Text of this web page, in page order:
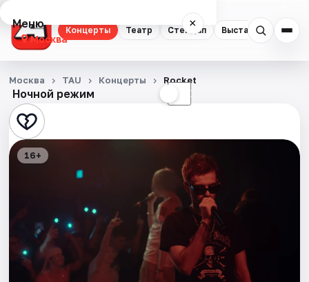
Концерты Театр Стендап Выставки
Меню ×
Москва
Концерты
Театр
Стендап
Экскурсии
Спорт
Ночной режим ☾
Москва TAU Концерты Rocket
16+